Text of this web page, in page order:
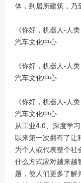
体，到居所建筑，乃
《你好，机器人-人
汽车文化中心
《你好，机器人-人
汽车文化中心
《你好，机器人-人
汽车文化中心
从工业4.0、深度学
以来第一次拥有了让
为个人或代表整个社
什么方式应对越来越
题，使人们更多了解